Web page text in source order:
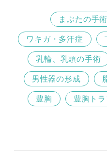
まぶたの手術
ワキガ・多汗症
乳輪、乳頭の手術
男性器の形成
豊胸 豊胸ト